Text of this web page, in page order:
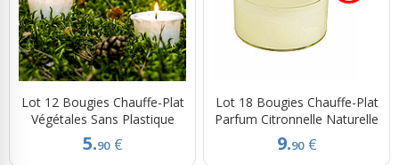
Lot 12 Bougies Chauffe-Plat
Végétales Sans Plastique
5.90 €
Lot 18 Bougies Chauffe-Plat
Parfum Citronnelle Naturelle
9.90 €